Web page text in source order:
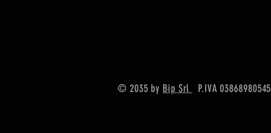
© 2035 by Bip Srl P.IVA 03868980545